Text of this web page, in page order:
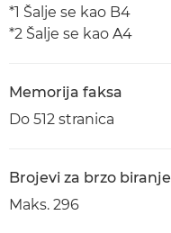
*1 Šalje se kao B4
*2 Šalje se kao A4
Memorija faksa
Do 512 stranica
Brojevi za brzo biranje
Maks. 296